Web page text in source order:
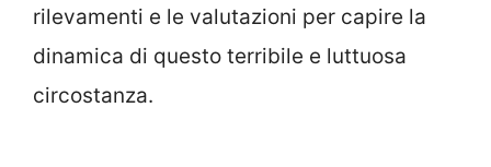
rilevamenti e le valutazioni per capire la
dinamica di questo terribile e luttuosa
circostanza.